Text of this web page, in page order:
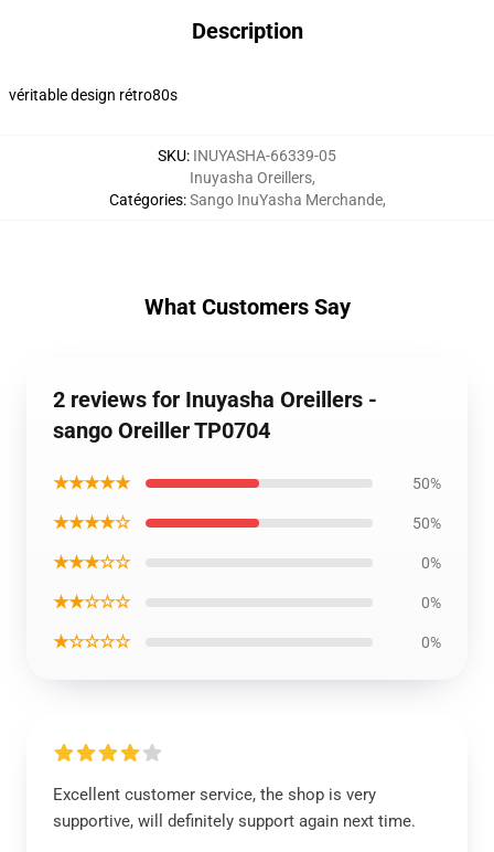
Description
véritable design rétro80s
SKU: INUYASHA-66339-05
Catégories:
Inuyasha Oreillers,
Sango InuYasha Merchande,
What Customers Say
2 reviews for Inuyasha Oreillers -
sango Oreiller TP0704
★★★★★ 50%
★★★★☆ 50%
★★★☆☆ 0%
★★☆☆☆ 0%
★☆☆☆☆ 0%
Excellent customer service, the shop is very
supportive, will definitely support again next time.